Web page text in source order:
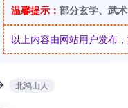
温馨提示： 部分玄学、武
以上内容由网站用户发布
北鸿山人